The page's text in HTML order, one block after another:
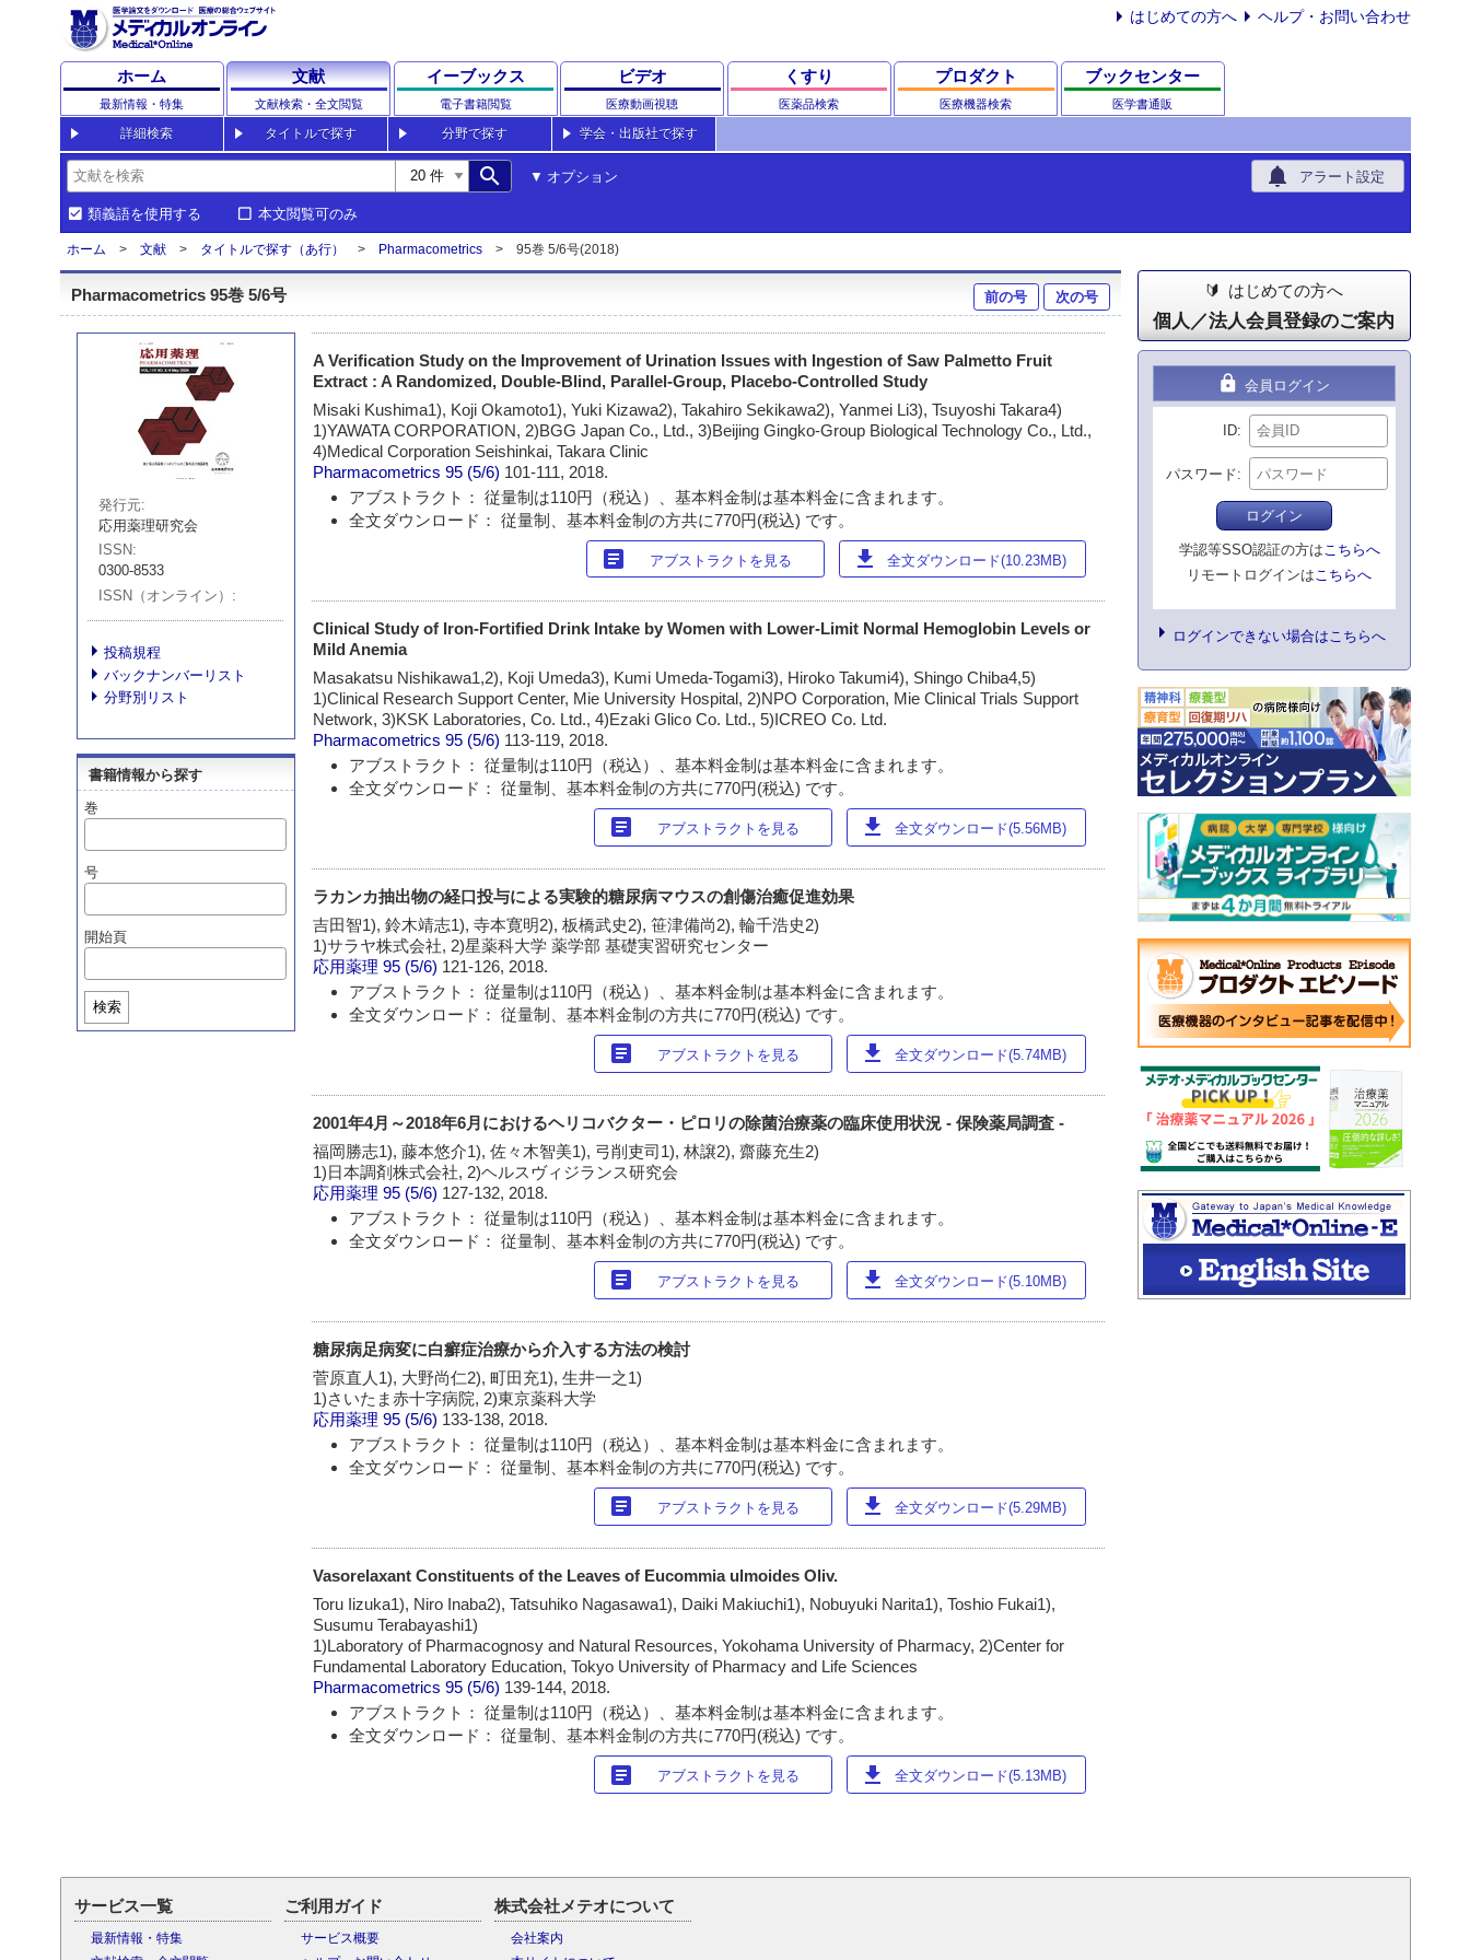
はじめての方へ ヘルプ・お問い合わせ
ホーム
最新情報・特集
文献
文献検索・全文閲覧
イーブックス
電子書籍閲覧
ビデオ
医療動画視聴
くすり
医薬品検索
プロダクト
医療機器検索
ブックセンター
医学書通販
詳細検索 タイトルで探す 分野で探す 学会・出版社で探す
search オプション notifications アラート設定
類義語を使用する 本文閲覧可のみ
ホーム 文献 タイトルで探す（あ行） Pharmacometrics 95巻 5/6号(2018)
Pharmacometrics 95巻 5/6号 前の号 次の号
発行元
応用薬理研究会
ISSN
0300-8533
ISSN（オンライン）
投稿規程
バックナンバーリスト
分野別リスト
書籍情報から探す
巻
号
開始頁
検索
A Verification Study on the Improvement of Urination Issues with Ingestion of Saw Palmetto Fruit
Extract : A Randomized, Double-Blind, Parallel-Group, Placebo-Controlled Study
Misaki Kushima1), Koji Okamoto1), Yuki Kizawa2), Takahiro Sekikawa2), Yanmei Li3), Tsuyoshi Takara4)
1)YAWATA CORPORATION, 2)BGG Japan Co., Ltd., 3)Beijing Gingko-Group Biological Technology Co., Ltd.,
4)Medical Corporation Seishinkai, Takara Clinic
Pharmacometrics 95 (5/6) 101-111, 2018.
アブストラクト： 従量制は110円（税込）、基本料金制は基本料金に含まれます。
全文ダウンロード： 従量制、基本料金制の方共に770円(税込) です。
article アブストラクトを見る download 全文ダウンロード(10.23MB)
Clinical Study of Iron-Fortified Drink Intake by Women with Lower-Limit Normal Hemoglobin Levels or
Mild Anemia
Masakatsu Nishikawa1,2), Koji Umeda3), Kumi Umeda-Togami3), Hiroko Takumi4), Shingo Chiba4,5)
1)Clinical Research Support Center, Mie University Hospital, 2)NPO Corporation, Mie Clinical Trials Support
Network, 3)KSK Laboratories, Co. Ltd., 4)Ezaki Glico Co. Ltd., 5)ICREO Co. Ltd.
Pharmacometrics 95 (5/6) 113-119, 2018.
アブストラクト： 従量制は110円（税込）、基本料金制は基本料金に含まれます。
全文ダウンロード： 従量制、基本料金制の方共に770円(税込) です。
article アブストラクトを見る download 全文ダウンロード(5.56MB)
ラカンカ抽出物の経口投与による実験的糖尿病マウスの創傷治癒促進効果
吉田智1), 鈴木靖志1), 寺本寛明2), 板橋武史2), 笹津備尚2), 輪千浩史2)
1)サラヤ株式会社, 2)星薬科大学 薬学部 基礎実習研究センター
応用薬理 95 (5/6) 121-126, 2018.
アブストラクト： 従量制は110円（税込）、基本料金制は基本料金に含まれます。
全文ダウンロード： 従量制、基本料金制の方共に770円(税込) です。
article アブストラクトを見る download 全文ダウンロード(5.74MB)
2001年4月～2018年6月におけるヘリコバクター・ピロリの除菌治療薬の臨床使用状況 - 保険薬局調査 -
福岡勝志1), 藤本悠介1), 佐々木智美1), 弓削吏司1), 林譲2), 齋藤充生2)
1)日本調剤株式会社, 2)ヘルスヴィジランス研究会
応用薬理 95 (5/6) 127-132, 2018.
アブストラクト： 従量制は110円（税込）、基本料金制は基本料金に含まれます。
全文ダウンロード： 従量制、基本料金制の方共に770円(税込) です。
article アブストラクトを見る download 全文ダウンロード(5.10MB)
糖尿病足病変に白癬症治療から介入する方法の検討
菅原直人1), 大野尚仁2), 町田充1), 生井一之1)
1)さいたま赤十字病院, 2)東京薬科大学
応用薬理 95 (5/6) 133-138, 2018.
アブストラクト： 従量制は110円（税込）、基本料金制は基本料金に含まれます。
全文ダウンロード： 従量制、基本料金制の方共に770円(税込) です。
article アブストラクトを見る download 全文ダウンロード(5.29MB)
Vasorelaxant Constituents of the Leaves of Eucommia ulmoides Oliv.
Toru Iizuka1), Niro Inaba2), Tatsuhiko Nagasawa1), Daiki Makiuchi1), Nobuyuki Narita1), Toshio Fukai1),
Susumu Terabayashi1)
1)Laboratory of Pharmacognosy and Natural Resources, Yokohama University of Pharmacy, 2)Center for
Fundamental Laboratory Education, Tokyo University of Pharmacy and Life Sciences
Pharmacometrics 95 (5/6) 139-144, 2018.
アブストラクト： 従量制は110円（税込）、基本料金制は基本料金に含まれます。
全文ダウンロード： 従量制、基本料金制の方共に770円(税込) です。
article アブストラクトを見る download 全文ダウンロード(5.13MB)
はじめての方へ
個人／法人会員登録のご案内
lock 会員ログイン
ID
パスワード
ログイン
学認等SSO認証の方はこちらへ
リモートログインはこちらへ
ログインできない場合はこちらへ
サービス一覧
最新情報・特集
ご利用ガイド
サービス概要
株式会社メテオについて
会社案内